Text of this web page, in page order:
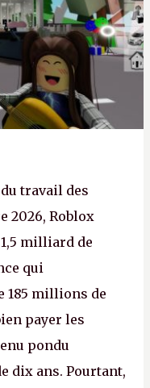
travail des
2026, Roblox
milliard de
qui
185 millions de
payer les
pondu
dix ans. Pourtant,